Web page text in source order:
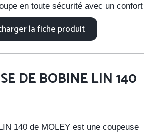
en toute sécurité avec un
la fiche produit
DE BOBINE LIN 140
140 de MOLEY est une coupeuse